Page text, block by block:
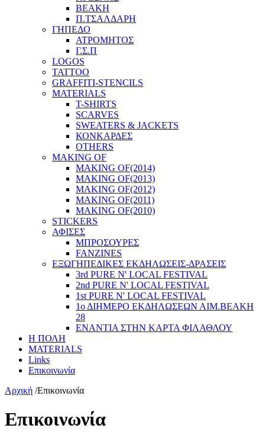
ΒΕΑΚΗ
Π.ΤΣΑΛΔΑΡΗ
ΓΗΠΕΔΟ
ΑΤΡΟΜΗΤΟΣ
Γ.Σ.Π
LOGOS
TATTOO
GRAFFITI-STENCILS
MATERIALS
T-SHIRTS
SCARVES
SWEATERS & JACKETS
ΚΟΝΚΑΡΔΕΣ
OTHERS
MAKING OF
MAKING OF(2014)
MAKING OF(2013)
MAKING OF(2012)
MAKING OF(2011)
MAKING OF(2010)
STICKERS
ΑΦΙΣΕΣ
ΜΠΡΟΣΟΥΡΕΣ
FANZINES
ΕΞΩΓΗΠΕΔΙΚΕΣ EΚΔΗΛΩΣΕΙΣ-ΔΡΑΣΕΙΣ
3rd PURE N' LOCAL FESTIVAL
2nd PURE N' LOCAL FESTIVAL
1st PURE N' LOCAL FESTIVAL
1ο ΔΙΗΜΕΡΟ ΕΚΔΗΛΩΣΕΩΝ ΑΙΜ.ΒΕΑΚΗ
28
ΕΝΑΝΤΙΑ ΣΤΗΝ ΚΑΡΤΑ ΦΙΛΑΘΛΟΥ
Η ΠΟΛΗ
MATERIALS
Links
Επικοινωνία
Αρχική /Επικοινωνία
Επικοινωνία